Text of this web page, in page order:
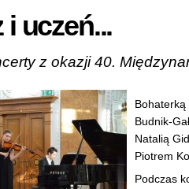
i uczeń...
z okazji 40.
Bohaterką
Budnik-
Natalią
Piotrem
Podczas